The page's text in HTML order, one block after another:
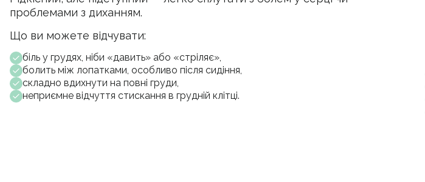
проблемами з диханням.
Що ви можете відчувати:
біль у грудях, ніби «давить» або «стріляє»,
болить між лопатками, особливо після сидіння,
складно вдихнути на повні груди,
неприємне відчуття стискання в грудній клітці.